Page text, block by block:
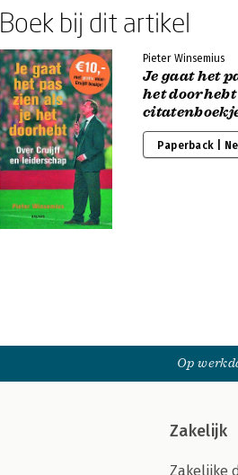
Boek bij dit artikel
Pieter Winsemius
Je gaat het
het
Paperback |
Op
Zakelijk
Zakelijke